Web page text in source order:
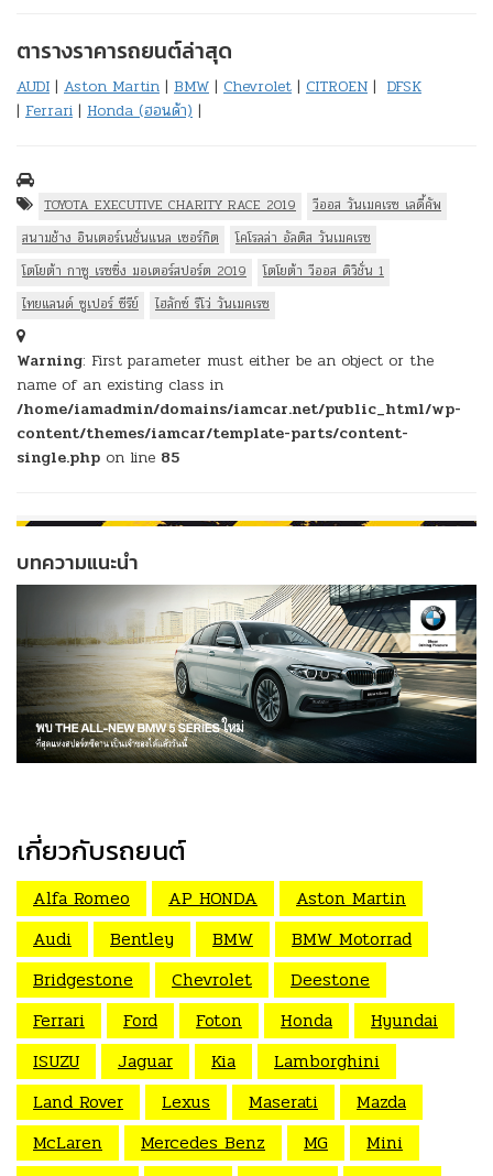
ตารางราคารถยนต์ล่าสุด
AUDI | Aston Martin | BMW | Chevrolet | CITROEN | DFSK
| Ferrari | Honda (ฮอนด้า) |
TOYOTA EXECUTIVE CHARITY RACE 2019
วีออส วันเมคเรซ เลดี้คัพ
สนามช้าง อินเตอร์เนชั่นแนล เซอร์กิต
โคโรลล่า อัลติส วันเมคเรซ
โตโยต้า กาซู เรซซิ่ง มอเตอร์สปอร์ต 2019
โตโยต้า วีออส ดิวิชั่น 1
ไทยแลนด์ ซูเปอร์ ซีรีย์
ไฮลักซ์ รีโว่ วันเมคเรซ
Warning: First parameter must either be an object or the
name of an existing class in
/home/iamadmin/domains/iamcar.net/public_html/wp-
content/themes/iamcar/template-parts/content-
single.php on line 85
บทความแนะนำ
เกี่ยวกับรถยนต์
Alfa Romeo AP HONDA
Aston Martin
Audi
Bentley BMW
BMW Motorrad
Bridgestone
Chevrolet
Deestone
Ferrari
Ford Foton Honda
Hyundai
ISUZU
Jaguar Kia
Lamborghini
Land Rover
Lexus Maserati
Mazda
McLaren
Mercedes Benz MG
Mini